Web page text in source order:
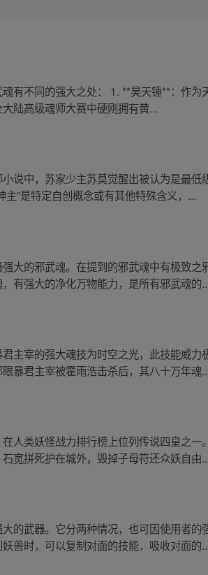
有不同的强大之处： 1. **昊天锤**：作
陆高级魂师大赛中硬刚拥有黄...
说中，苏家少主苏莫觉醒出被认为是最
”是特定自创概念或有其他特殊含义，...
大的邪武魂。在提到的邪武魂中有极致之
有强大的净化万物能力，是所有邪武魂的
主宰的强大魂技为时空之光，此技能威
暴君主宰被霍雨浩击杀后，其八十万年魂
人类妖怪战力排行榜上位列传说四皇之
宽拼死护在城外，毁掉子母符还众妖自由
的武器。它分两种情况，也可因使用者的
兽时，可以复制对面的技能，吸收对面的